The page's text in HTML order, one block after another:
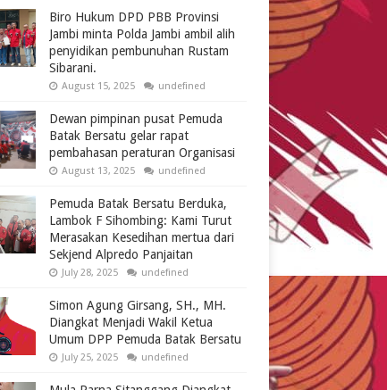
Biro Hukum DPD PBB Provinsi
Jambi minta Polda Jambi ambil alih
penyidikan pembunuhan Rustam
Sibarani.
August 15, 2025 undefined
Dewan pimpinan pusat Pemuda
Batak Bersatu gelar rapat
pembahasan peraturan Organisasi
August 13, 2025 undefined
Pemuda Batak Bersatu Berduka,
Lambok F Sihombing: Kami Turut
Merasakan Kesedihan mertua dari
Sekjend Alpredo Panjaitan
July 28, 2025 undefined
Simon Agung Girsang, SH., MH.
Diangkat Menjadi Wakil Ketua
Umum DPP Pemuda Batak Bersatu
July 25, 2025 undefined